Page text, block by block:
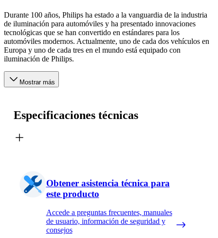
Durante 100 años, Philips ha estado a la vanguardia de la industria
de iluminación para automóviles y ha presentado innovaciones
tecnológicas que se han convertido en estándares para los
automóviles modernos. Actualmente, uno de cada dos vehículos en
Europa y uno de cada tres en el mundo está equipado con
iluminación de Philips.
Mostrar más
Especificaciones técnicas
Obtener asistencia técnica para
este producto
Accede a preguntas frecuentes, manuales
de usuario, información de seguridad y
consejos